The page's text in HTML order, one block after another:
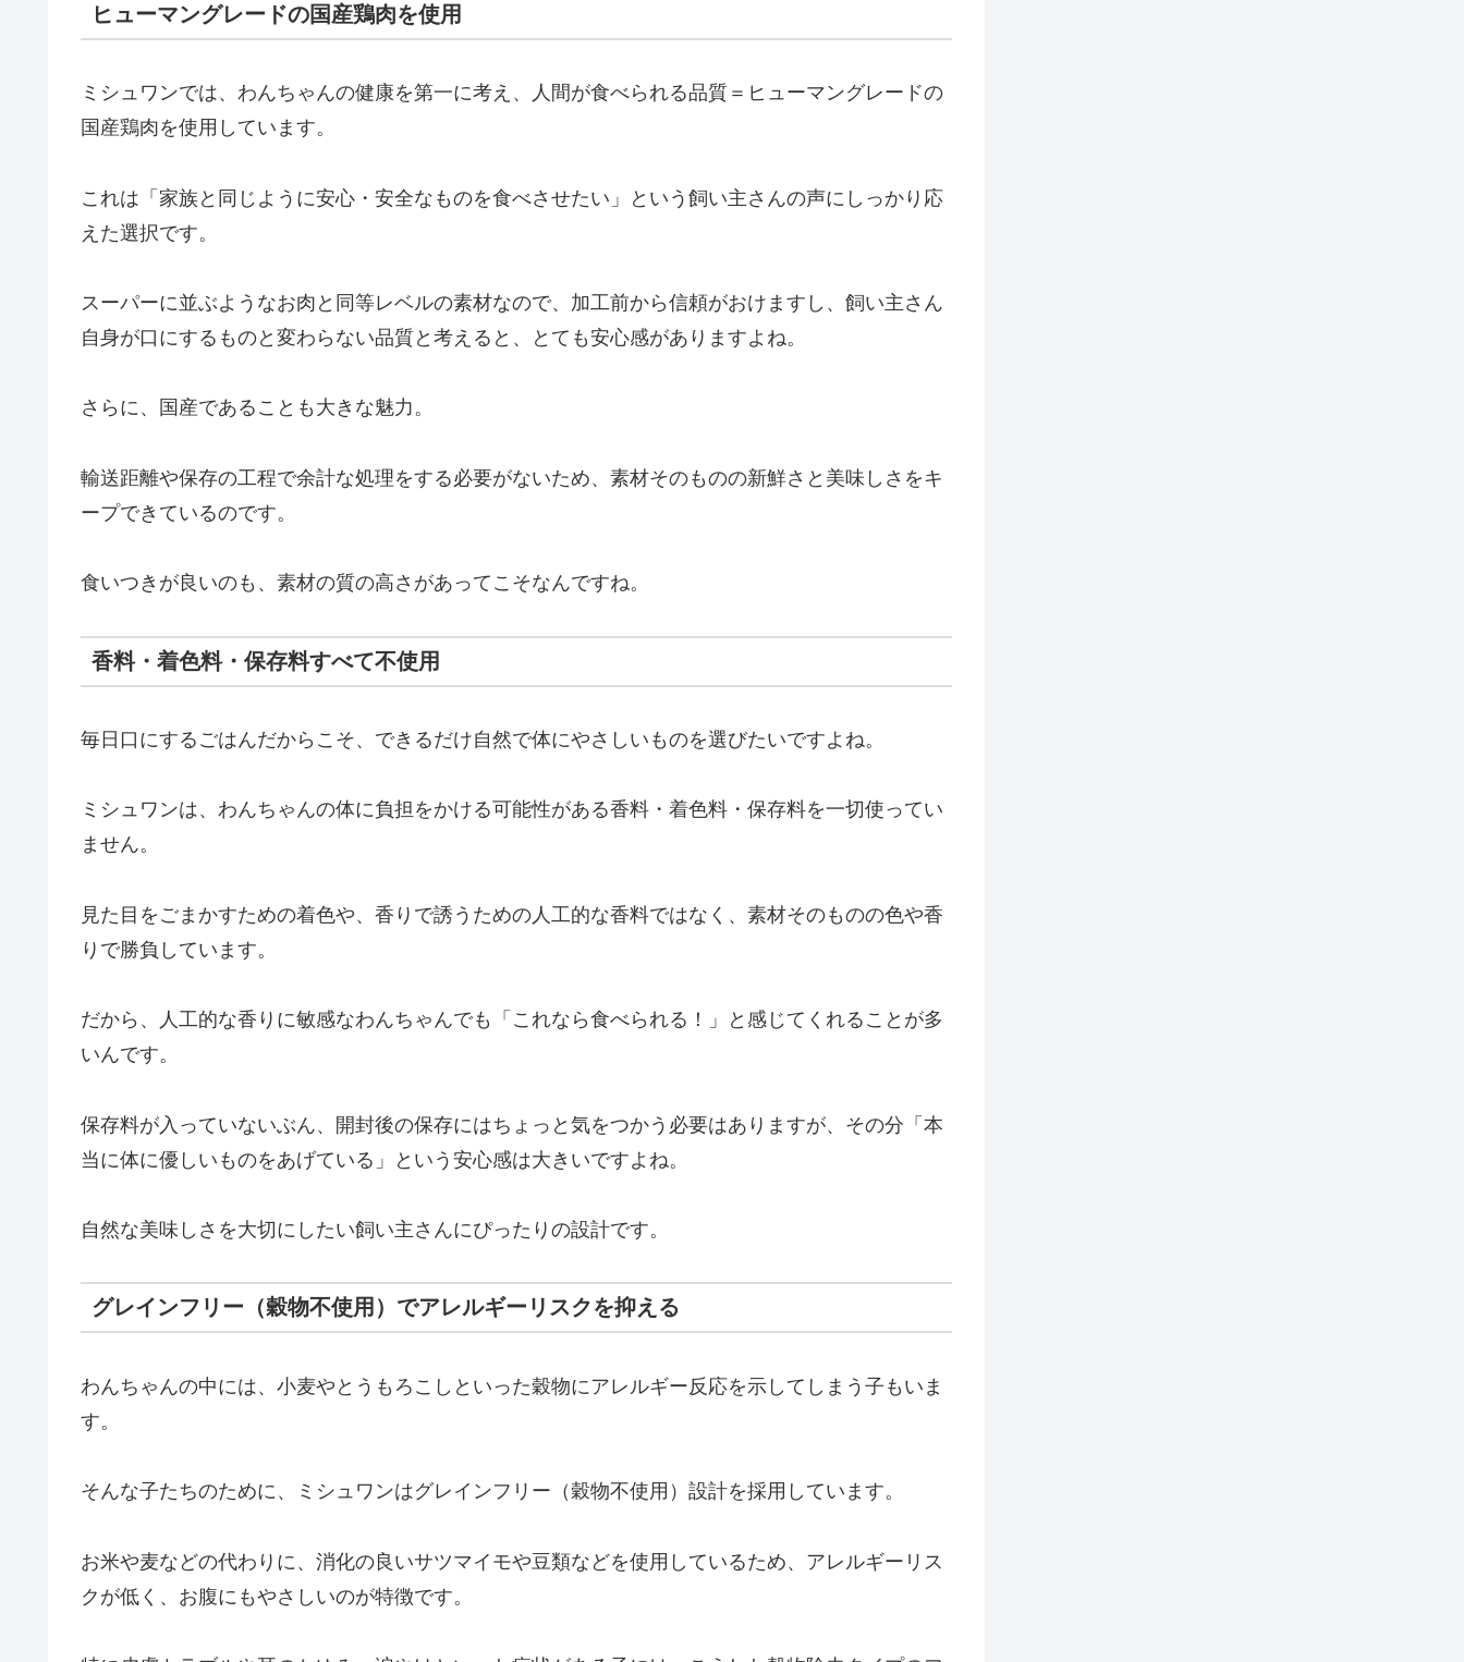
ヒューマングレードの国産鶏肉を使用
ミシュワンでは、わんちゃんの健康を第一に考え、人間が食べられる品質＝ヒューマングレードの
国産鶏肉を使用しています。
これは「家族と同じように安心・安全なものを食べさせたい」という飼い主さんの声にしっかり応
えた選択です。
スーパーに並ぶようなお肉と同等レベルの素材なので、加工前から信頼がおけますし、飼い主さん
自身が口にするものと変わらない品質と考えると、とても安心感がありますよね。
さらに、国産であることも大きな魅力。
輸送距離や保存の工程で余計な処理をする必要がないため、素材そのものの新鮮さと美味しさをキ
ープできているのです。
食いつきが良いのも、素材の質の高さがあってこそなんですね。
香料・着色料・保存料すべて不使用
毎日口にするごはんだからこそ、できるだけ自然で体にやさしいものを選びたいですよね。
ミシュワンは、わんちゃんの体に負担をかける可能性がある香料・着色料・保存料を一切使ってい
ません。
見た目をごまかすための着色や、香りで誘うための人工的な香料ではなく、素材そのものの色や香
りで勝負しています。
だから、人工的な香りに敏感なわんちゃんでも「これなら食べられる！」と感じてくれることが多
いんです。
保存料が入っていないぶん、開封後の保存にはちょっと気をつかう必要はありますが、その分「本
当に体に優しいものをあげている」という安心感は大きいですよね。
自然な美味しさを大切にしたい飼い主さんにぴったりの設計です。
グレインフリー（穀物不使用）でアレルギーリスクを抑える
わんちゃんの中には、小麦やとうもろこしといった穀物にアレルギー反応を示してしまう子もいま
す。
そんな子たちのために、ミシュワンはグレインフリー（穀物不使用）設計を採用しています。
お米や麦などの代わりに、消化の良いサツマイモや豆類などを使用しているため、アレルギーリス
クが低く、お腹にもやさしいのが特徴です。